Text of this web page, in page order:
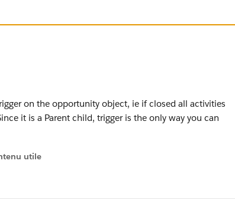
on the opportunity object, ie if closed all activities
it is a Parent child, trigger is the only way you can
utile